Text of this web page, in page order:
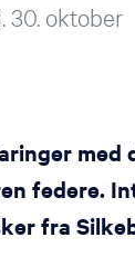
30. oktober
med
federe.
fra